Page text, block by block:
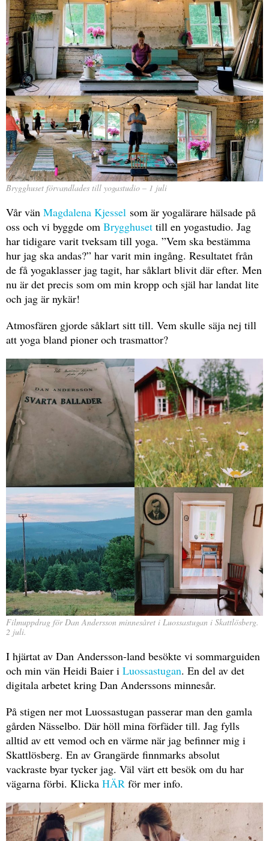
Brygghuset förvandlades till yogastudio – 1 juli
Vår vän Magdalena Kjessel som är yogalärare hälsade på
oss och vi byggde om Brygghuset till en yogastudio. Jag
har tidigare varit tveksam till yoga. ”Vem ska bestämma
hur jag ska andas?” har varit min ingång. Resultatet från
de få yogaklasser jag tagit, har såklart blivit där efter. Men
nu är det precis som om min kropp och själ har landat lite
och jag är nykär!
Atmosfären gjorde såklart sitt till. Vem skulle säja nej till
att yoga bland pioner och trasmattor?
Filmuppdrag för Dan Andersson minnesåret i Luossastugan i Skattlösberg.
2 juli.
I hjärtat av Dan Andersson-land besökte vi sommarguiden
och min vän Heidi Baier i Luossastugan. En del av det
digitala arbetet kring Dan Anderssons minnesår.
På stigen ner mot Luossastugan passerar man den gamla
gården Nässelbo. Där höll mina förfäder till. Jag fylls
alltid av ett vemod och en värme när jag befinner mig i
Skattlösberg. En av Grangärde finnmarks absolut
vackraste byar tycker jag. Väl värt ett besök om du har
vägarna förbi. Klicka HÄR för mer info.